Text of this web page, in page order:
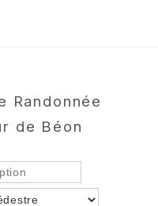
Randonnée
de Béon